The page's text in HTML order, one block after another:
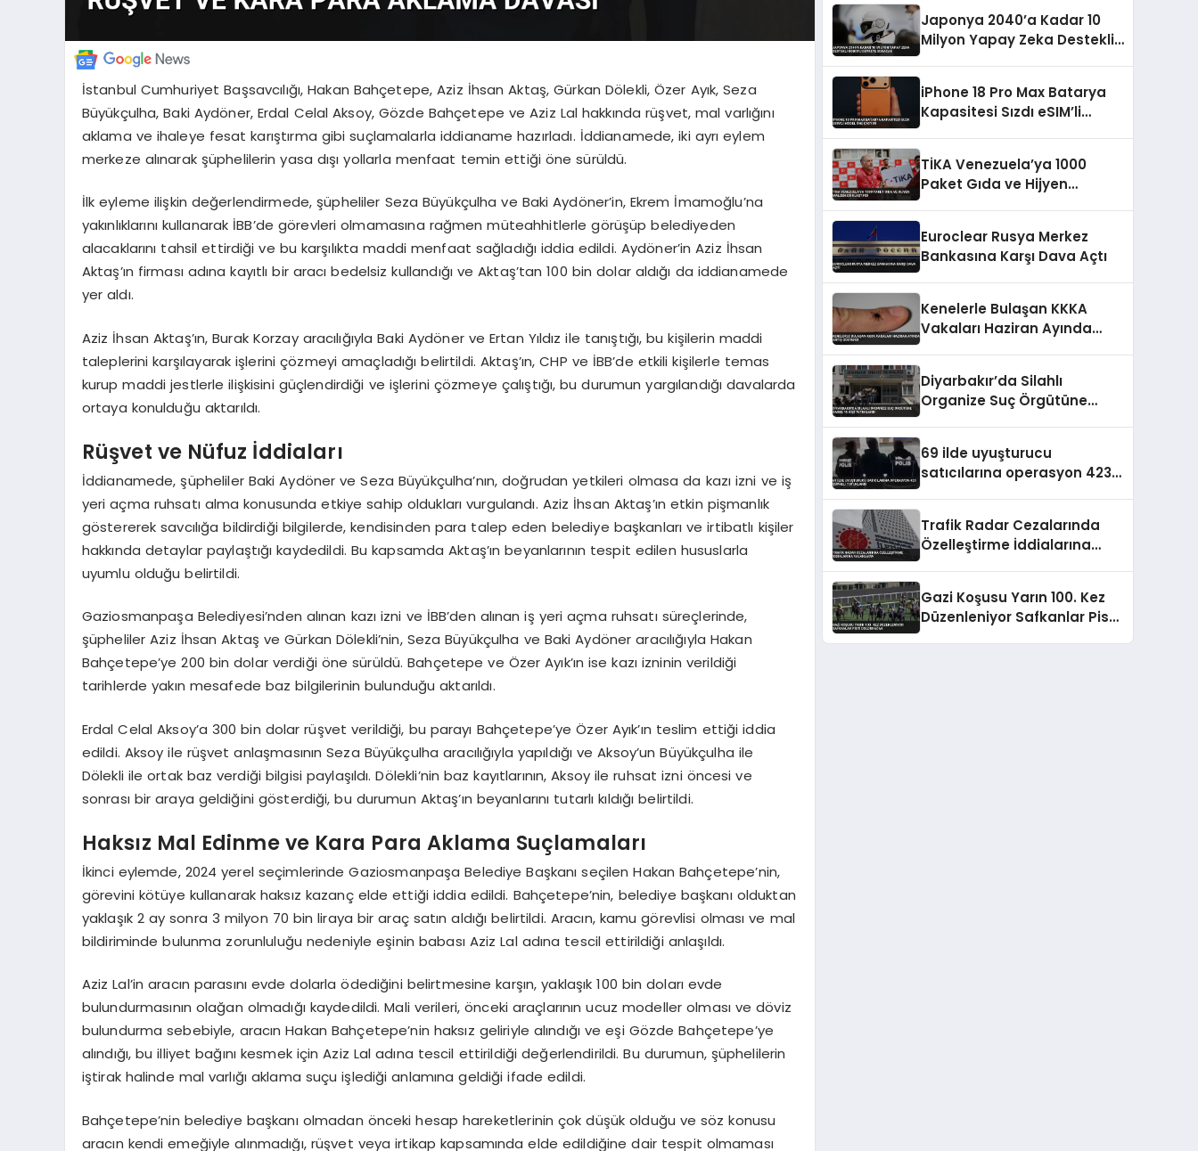
İstanbul Cumhuriyet Başsavcılığı, Hakan Bahçetepe, Aziz İhsan Aktaş, Gürkan Dölekli, Özer Ayık, Seza
Büyükçulha, Baki Aydöner, Erdal Celal Aksoy, Gözde Bahçetepe ve Aziz Lal hakkında rüşvet, mal varlığını
aklama ve ihaleye fesat karıştırma gibi suçlamalarla iddianame hazırladı. İddianamede, iki ayrı eylem
merkeze alınarak şüphelilerin yasa dışı yollarla menfaat temin ettiği öne sürüldü.
İlk eyleme ilişkin değerlendirmede, şüpheliler Seza Büyükçulha ve Baki Aydöner’in, Ekrem İmamoğlu’na
yakınlıklarını kullanarak İBB’de görevleri olmamasına rağmen müteahhitlerle görüşüp belediyeden
alacaklarını tahsil ettirdiği ve bu karşılıkta maddi menfaat sağladığı iddia edildi. Aydöner’in Aziz İhsan
Aktaş’ın firması adına kayıtlı bir aracı bedelsiz kullandığı ve Aktaş’tan 100 bin dolar aldığı da iddianamede
yer aldı.
Aziz İhsan Aktaş’ın, Burak Korzay aracılığıyla Baki Aydöner ve Ertan Yıldız ile tanıştığı, bu kişilerin maddi
taleplerini karşılayarak işlerini çözmeyi amaçladığı belirtildi. Aktaş’ın, CHP ve İBB’de etkili kişilerle temas
kurup maddi jestlerle ilişkisini güçlendirdiği ve işlerini çözmeye çalıştığı, bu durumun yargılandığı davalarda
ortaya konulduğu aktarıldı.
Rüşvet ve Nüfuz İddiaları
İddianamede, şüpheliler Baki Aydöner ve Seza Büyükçulha’nın, doğrudan yetkileri olmasa da kazı izni ve iş
yeri açma ruhsatı alma konusunda etkiye sahip oldukları vurgulandı. Aziz İhsan Aktaş’ın etkin pişmanlık
göstererek savcılığa bildirdiği bilgilerde, kendisinden para talep eden belediye başkanları ve irtibatlı kişiler
hakkında detaylar paylaştığı kaydedildi. Bu kapsamda Aktaş’ın beyanlarının tespit edilen hususlarla
uyumlu olduğu belirtildi.
Gaziosmanpaşa Belediyesi’nden alınan kazı izni ve İBB’den alınan iş yeri açma ruhsatı süreçlerinde,
şüpheliler Aziz İhsan Aktaş ve Gürkan Dölekli’nin, Seza Büyükçulha ve Baki Aydöner aracılığıyla Hakan
Bahçetepe’ye 200 bin dolar verdiği öne sürüldü. Bahçetepe ve Özer Ayık’ın ise kazı izninin verildiği
tarihlerde yakın mesafede baz bilgilerinin bulunduğu aktarıldı.
Erdal Celal Aksoy’a 300 bin dolar rüşvet verildiği, bu parayı Bahçetepe’ye Özer Ayık’ın teslim ettiği iddia
edildi. Aksoy ile rüşvet anlaşmasının Seza Büyükçulha aracılığıyla yapıldığı ve Aksoy’un Büyükçulha ile
Dölekli ile ortak baz verdiği bilgisi paylaşıldı. Dölekli’nin baz kayıtlarının, Aksoy ile ruhsat izni öncesi ve
sonrası bir araya geldiğini gösterdiği, bu durumun Aktaş’ın beyanlarını tutarlı kıldığı belirtildi.
Haksız Mal Edinme ve Kara Para Aklama Suçlamaları
İkinci eylemde, 2024 yerel seçimlerinde Gaziosmanpaşa Belediye Başkanı seçilen Hakan Bahçetepe’nin,
görevini kötüye kullanarak haksız kazanç elde ettiği iddia edildi. Bahçetepe’nin, belediye başkanı olduktan
yaklaşık 2 ay sonra 3 milyon 70 bin liraya bir araç satın aldığı belirtildi. Aracın, kamu görevlisi olması ve mal
bildiriminde bulunma zorunluluğu nedeniyle eşinin babası Aziz Lal adına tescil ettirildiği anlaşıldı.
Aziz Lal’in aracın parasını evde dolarla ödediğini belirtmesine karşın, yaklaşık 100 bin doları evde
bulundurmasının olağan olmadığı kaydedildi. Mali verileri, önceki araçlarının ucuz modeller olması ve döviz
bulundurma sebebiyle, aracın Hakan Bahçetepe’nin haksız geliriyle alındığı ve eşi Gözde Bahçetepe’ye
alındığı, bu illiyet bağını kesmek için Aziz Lal adına tescil ettirildiği değerlendirildi. Bu durumun, şüphelilerin
iştirak halinde mal varlığı aklama suçu işlediği anlamına geldiği ifade edildi.
Bahçetepe’nin belediye başkanı olmadan önceki hesap hareketlerinin çok düşük olduğu ve söz konusu
aracın kendi emeğiyle alınmadığı, rüşvet veya irtikap kapsamında elde edildiğine dair tespit olmaması
Japonya 2040’a Kadar 10
Milyon Yapay Zeka Destekli
iPhone 18 Pro Max Batarya
Kapasitesi Sızdı eSIM’li
TİKA Venezuela’ya 1000
Paket Gıda ve Hijyen
Euroclear Rusya Merkez
Bankasına Karşı Dava Açtı
Kenelerle Bulaşan KKKA
Vakaları Haziran Ayında
Diyarbakır’da Silahlı
Organize Suç Örgütüne
69 ilde uyuşturucu
satıcılarına operasyon 423
Trafik Radar Cezalarında
Özelleştirme İddialarına
Gazi Koşusu Yarın 100. Kez
Düzenleniyor Safkanlar Pisti